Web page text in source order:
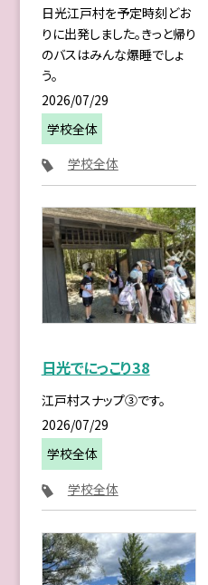
日光江戸村を予定時刻どお
りに出発しました。きっと帰り
のバスはみんな爆睡でしょ
う。
2026/07/29
学校全体
学校全体
日光でにっこり38
江戸村スナップ③です。
2026/07/29
学校全体
学校全体